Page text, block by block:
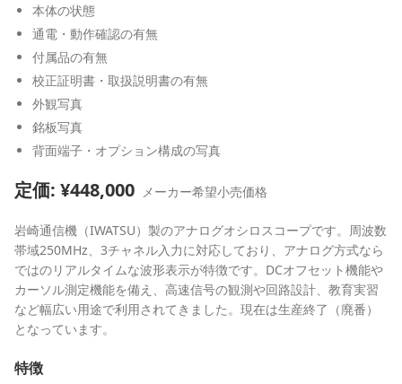
本体の状態
通電・動作確認の有無
付属品の有無
校正証明書・取扱説明書の有無
外観写真
銘板写真
背面端子・オプション構成の写真
定価: ¥448,000 メーカー希望小売価格
岩崎通信機（IWATSU）製のアナログオシロスコープです。周波数
帯域250MHz、3チャネル入力に対応しており、アナログ方式なら
ではのリアルタイムな波形表示が特徴です。DCオフセット機能や
カーソル測定機能を備え、高速信号の観測や回路設計、教育実習
など幅広い用途で利用されてきました。現在は生産終了（廃番）
となっています。
特徴